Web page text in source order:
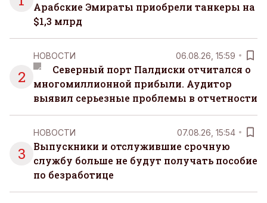
Арабские Эмираты приобрели танкеры на
$1,3 млрд
2
НОВОСТИ 06.08.26, 15:59
Северный порт Палдиски отчитался о
многомиллионной прибыли. Аудитор
выявил серьезные проблемы в отчетности
3
НОВОСТИ 07.08.26, 15:54
Выпускники и отслужившие срочную
службу больше не будут получать пособие
по безработице